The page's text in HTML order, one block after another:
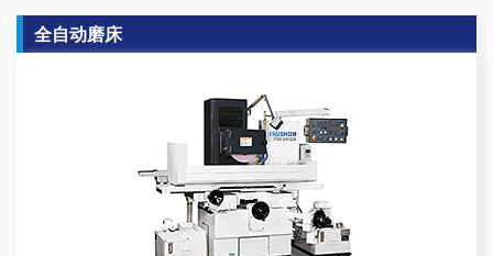
全自动磨床